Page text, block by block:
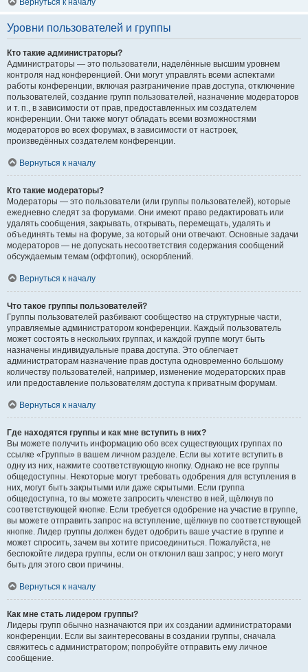
Вернуться к началу
Уровни пользователей и группы
Кто такие администраторы?
Администраторы — это пользователи, наделённые высшим уровнем
контроля над конференцией. Они могут управлять всеми аспектами
работы конференции, включая разграничение прав доступа, отключение
пользователей, создание групп пользователей, назначение модераторов
и т. п., в зависимости от прав, предоставленных им создателем
конференции. Они также могут обладать всеми возможностями
модераторов во всех форумах, в зависимости от настроек,
произведённых создателем конференции.
Вернуться к началу
Кто такие модераторы?
Модераторы — это пользователи (или группы пользователей), которые
ежедневно следят за форумами. Они имеют право редактировать или
удалять сообщения, закрывать, открывать, перемещать, удалять и
объединять темы на форуме, за который они отвечают. Основные задачи
модераторов — не допускать несоответствия содержания сообщений
обсуждаемым темам (оффтопик), оскорблений.
Вернуться к началу
Что такое группы пользователей?
Группы пользователей разбивают сообщество на структурные части,
управляемые администратором конференции. Каждый пользователь
может состоять в нескольких группах, и каждой группе могут быть
назначены индивидуальные права доступа. Это облегчает
администраторам назначение прав доступа одновременно большому
количеству пользователей, например, изменение модераторских прав
или предоставление пользователям доступа к приватным форумам.
Вернуться к началу
Где находятся группы и как мне вступить в них?
Вы можете получить информацию обо всех существующих группах по
ссылке «Группы» в вашем личном разделе. Если вы хотите вступить в
одну из них, нажмите соответствующую кнопку. Однако не все группы
общедоступны. Некоторые могут требовать одобрения для вступления в
них, могут быть закрытыми или даже скрытыми. Если группа
общедоступна, то вы можете запросить членство в ней, щёлкнув по
соответствующей кнопке. Если требуется одобрение на участие в группе,
вы можете отправить запрос на вступление, щёлкнув по соответствующей
кнопке. Лидер группы должен будет одобрить ваше участие в группе и
может спросить, зачем вы хотите присоединиться. Пожалуйста, не
беспокойте лидера группы, если он отклонил ваш запрос; у него могут
быть для этого свои причины.
Вернуться к началу
Как мне стать лидером группы?
Лидеры групп обычно назначаются при их создании администраторами
конференции. Если вы заинтересованы в создании группы, сначала
свяжитесь с администратором; попробуйте отправить ему личное
сообщение.